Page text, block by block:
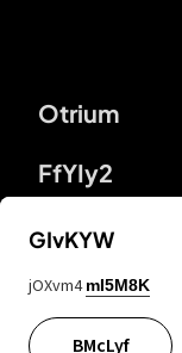
Otrium
FfYIy2
DDcvSo
GIvKYW
jOXvm4 mI5M8K
BMcLyf